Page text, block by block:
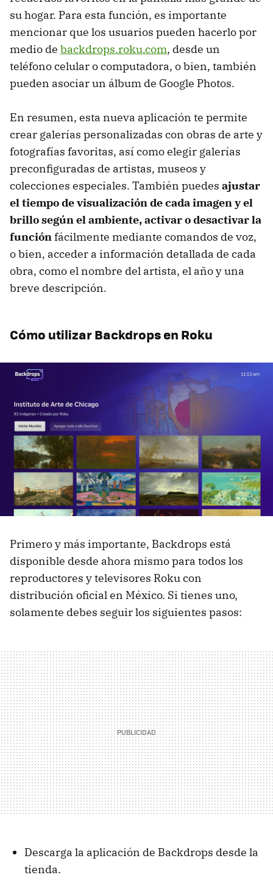
su hogar. Para esta función, es importante
mencionar que los usuarios pueden hacerlo por
medio de backdrops.roku.com, desde un
teléfono celular o computadora, o bien, también
pueden asociar un álbum de Google Photos.
En resumen, esta nueva aplicación te permite
crear galerías personalizadas con obras de arte y
fotografías favoritas, así como elegir galerías
preconfiguradas de artistas, museos y
colecciones especiales. También puedes ajustar
el tiempo de visualización de cada imagen y el
brillo según el ambiente, activar o desactivar la
funciónfácilmente mediante comandos de voz,
o bien, acceder a información detallada de cada
obra, como el nombre del artista, el año y una
breve descripción.
Cómo utilizarBackdrops en Roku
Primero y más importante, Backdrops está
disponible desde ahora mismo para todos los
reproductores y televisores Roku con
distribución oficial en México. Si tienes uno,
solamente debes seguir los siguientes pasos:
Descarga la aplicación de Backdrops desde la
tienda.